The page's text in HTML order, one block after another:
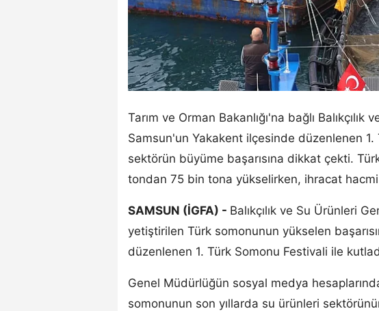
Tarım ve Orman Bakanlığı'na bağlı
Samsun'un Yakakent ilçesinde düzenlenen
sektörün büyüme başarısına dikkat çekti.
tondan 75 bin tona yükselirken, ihracat
SAMSUN (İGFA) - Balıkçılık ve Su Ürünleri
yetiştirilen Türk somonunun yükselen
düzenlenen 1. Türk Somonu Festivali ile
Genel Müdürlüğün sosyal medya
somonunun son yıllarda su ürünleri